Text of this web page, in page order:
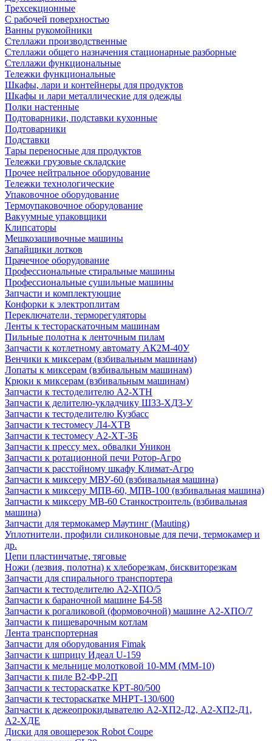
Трехсекционные
С рабочей поверхностью
Ванны рукомойники
Стеллажи производственные
Стеллажи общего назначения стационарные разборные
Стеллажи функциональные
Тележки функциональные
Шкафы, лари и контейнеры для продуктов
Шкафы и лари металлические для одежды
Полки настенные
Подтоварники, подставки кухонные
Подтоварники
Подставки
Тары переносные для продуктов
Тележки грузовые складские
Прочее нейтральное оборудование
Тележки технологические
Упаковочное оборудование
Термоупаковочное оборудование
Вакуумные упаковщики
Клипсаторы
Мешкозашивочные машины
Запайщики лотков
Прачечное оборудование
Профессиональные стиральные машины
Профессиональные сушильные машины
Запчасти и комплектующие
Конфорки к электроплитам
Переключатели, терморегуляторы
Ленты к тестораскаточным машинам
Пильные полотна к ленточным пилам
Запчасти к котлетному автомату АК2М-40У
Венчики к миксерам (взбивальным машинам)
Лопаты к миксерам (взбивальным машинам)
Крюки к миксерам (взбивальным машинам)
Запчасти к тестоделителю А2-ХТН
Запчасти к делителю-укладчику Ш33-ХД3-У
Запчасти к тестоделителю Кузбасс
Запчасти к тестомесу Л4-ХТВ
Запчасти к тестомесу А2-ХТ-3Б
Запчасти к прессу мех. обвалки Уникон
Запчасти к ротационной печи Ротор-Агро
Запчасти к расстойному шкафу Климат-Агро
Запчасти к миксеру МВУ-60 (взбивальная машина)
Запчасти к миксеру МПВ-60, МПВ-100 (взбивальная машина)
Запчасти к миксеру МВ-60 Станкостроитель (взбивальная
машина)
Запчасти для термокамер Маутинг (Mauting)
Уплотнители, профили силиконовые для печи, термокамер и
др.
Цепи пластинчатые, тяговые
Ножи (лезвия, полотна) к хлеборезкам, бисквиторезкам
Запчасти для спирального транспортера
Запчасти к тестоделителю А2-ХПО/5
Запчасти к бараночной машине Б4-58
Запчасти к рогаликовой (формовочной) машине А2-ХПО/7
Запчасти к пищеварочным котлам
Лента транспортерная
Запчасти для оборудования Fimak
Запчасти к шприцу Идеал U-159
Запчасти к мельнице молотковой 10-ММ (ММ-10)
Запчасти к пиле В2-ФР-2П
Запчасти к тестораскатке КРТ-80/500
Запчасти к тестораскатке МНРТ-130/600
Запчасти к деже­опрокидывателю А2-ХП2-Д2, А2-ХП2-Д1,
А2-ХДЕ
Диски для овощерезок Robot Coupe